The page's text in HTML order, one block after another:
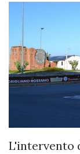
​L'intervento